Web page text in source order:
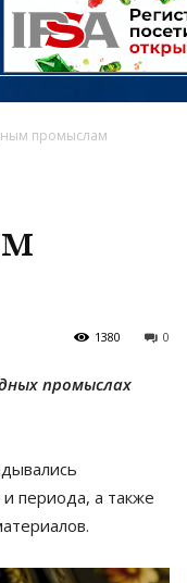
промыслам
0
1380
промыслах
периода, а также